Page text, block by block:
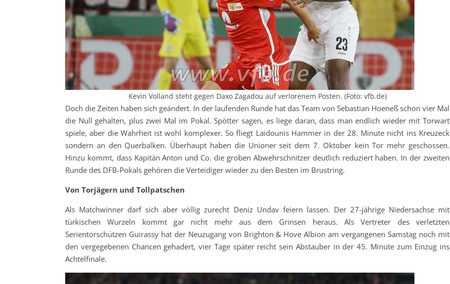
Kevin Volland steht gegen Daxo Zagadou auf verlorenem Posten. (Foto: vfb.de)
Doch die Zeiten haben sich geändert. In der laufenden Runde hat das Team von Sebastian Hoeneß schon vier Mal
die Null gehalten, plus zwei Mal im Pokal. Spötter sagen, es liege daran, dass man endlich wieder mit Torwart
spiele, aber die Wahrheit ist wohl komplexer. So fliegt Laidounis Hammer in der 28. Minute nicht ins Kreuzeck
sondern an den Querbalken. Überhaupt haben die Unioner seit dem 7. Oktober kein Tor mehr geschossen.
Hinzu kommt, dass Kapitän Anton und Co. die groben Abwehrschnitzer deutlich reduziert haben. In der zweiten
Runde des DFB-Pokals gehören die Verteidiger wieder zu den Besten im Brustring.
Von Torjägern und Tollpatschen
Als Matchwinner darf sich aber völlig zurecht Deniz Undav feiern lassen. Der 27-jährige Niedersachse mit
türkischen Wurzeln kommt gar nicht mehr aus dem Grinsen heraus. Als Vertreter des verletzten
Serientorschützen Guirassy hat der Neuzugang von Brighton & Hove Albion am vergangenen Samstag noch mit
den vergegebenen Chancen gehadert, vier Tage später reicht sein Abstauber in der 45. Minute zum Einzug ins
Achtelfinale.